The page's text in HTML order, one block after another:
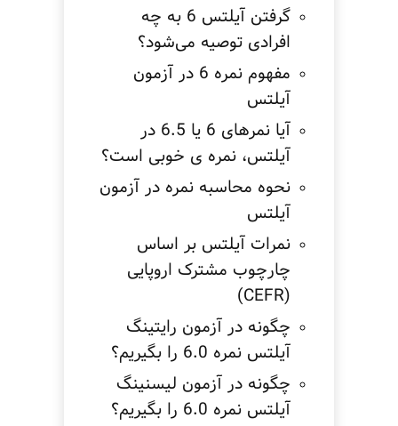
گرفتن آیلتس 6 به چه
افرادی توصیه می‌شود؟
مفهوم نمره 6 در آزمون
آیلتس
آیا نمرهای 6 یا 6.5 در
آیلتس، نمره ی خوبی است؟
نحوه محاسبه نمره در آزمون
آیلتس
نمرات آیلتس بر اساس
چارچوب مشترک اروپایی
(CEFR)
چگونه در آزمون رایتینگ
آیلتس نمره 6.0 را بگیریم؟
چگونه در آزمون لیسنینگ
آیلتس نمره 6.0 را بگیریم؟